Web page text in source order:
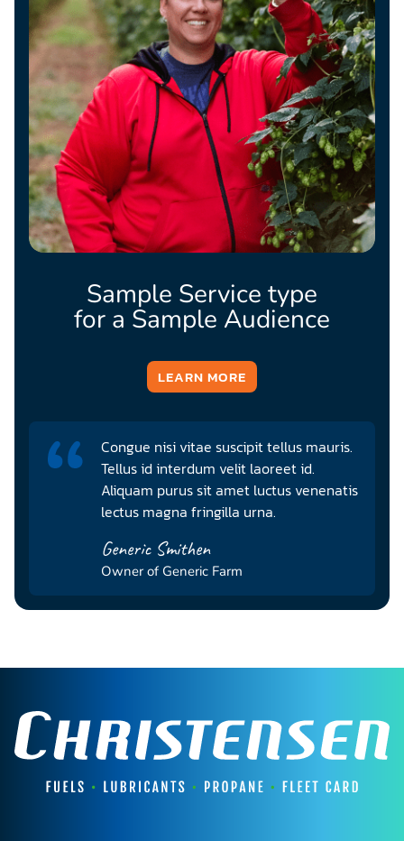
Sample Service type
for a Sample Audience
LEARN MORE
Congue nisi vitae suscipit tellus mauris.
Tellus id interdum velit laoreet id.
Aliquam purus sit amet luctus venenatis
lectus magna fringilla urna.
Generic Smithen
Owner of Generic Farm